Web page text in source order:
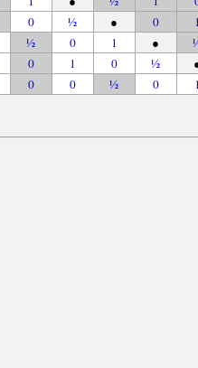
0 ½ ● 0 1
½ 0 1 ●
0 1 0 ½
0 0 ½ 0 1